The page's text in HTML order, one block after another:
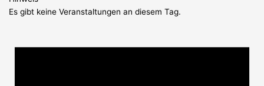
Es gibt keine Veranstaltungen an diesem Tag.